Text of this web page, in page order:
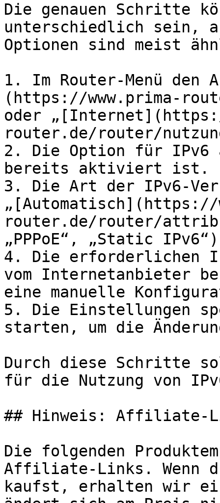
Die genauen Schritte
unterschiedlich sein,
Optionen sind meist
1. Im Router-Menü den
(https://www.prima-
oder
router.de/router/
2. Die Option für
bereits aktiviert ist.
3. Die Art der IPv6-
„[Automatisch](https://
router.de/router/
„PPPoE“, „Static
4. Die erforderlichen
vom Internetanbieter
eine manuelle
5. Die Einstellungen
starten, um die
Durch diese Schritte
für die Nutzung von
## Hinweis: Affiliate-
Die folgenden
Affiliate-Links. Wenn
kaufst, erhalten wir